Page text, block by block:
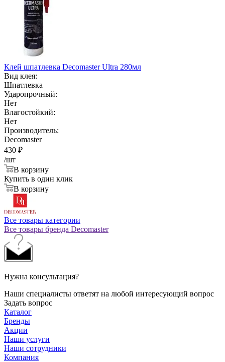
Клей шпатлевка Decomaster Ultra 280мл
Вид клея:
Шпатлевка
Ударопрочный:
Нет
Влагостойкий:
Нет
Производитель:
Decomaster
430 ₽
/шт
В корзину
Купить в один клик
В корзину
Все товары категории
Все товары бренда Decomaster
Нужна консультация?
Наши специалисты ответят на любой интересующий вопрос
Задать вопрос
Каталог
Бренды
Акции
Наши услуги
Наши сотрудники
Компания